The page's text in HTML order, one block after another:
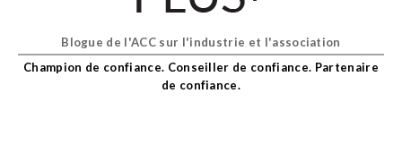
Adhésion
Show
sub
Blogue de l'ACC sur l'industrie et l'association
Champion de confiance. Conseiller de confiance. Partenaire
de confiance.